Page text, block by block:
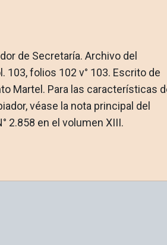
de Secretaría. Archivo del
103, folios 102 v° 103. Escrito de
Martel. Para las características
véase la nota principal del
2.858 en el volumen XIII.